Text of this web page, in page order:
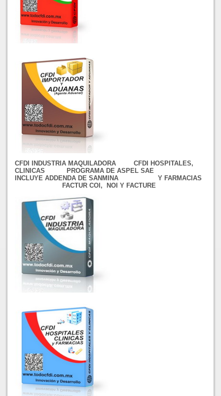
CFDI INDUSTRIA MAQUILADORA CFDI HOSPITALES,
CLINICAS PROGRAMA DE ASPEL SAE
INCLUYE ADDENDA DE SANMINA Y FARMACIAS
FACTUR COI, NOI Y FACTURE